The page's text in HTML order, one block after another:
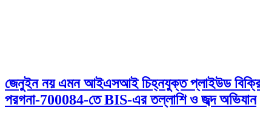
জেনুইন নয় এমন আইএসআই চিহ্নযুক্ত প্লাইউড
পরগনা-700084-তে BIS-এর তল্লাশি ও জব্দ অভিযান